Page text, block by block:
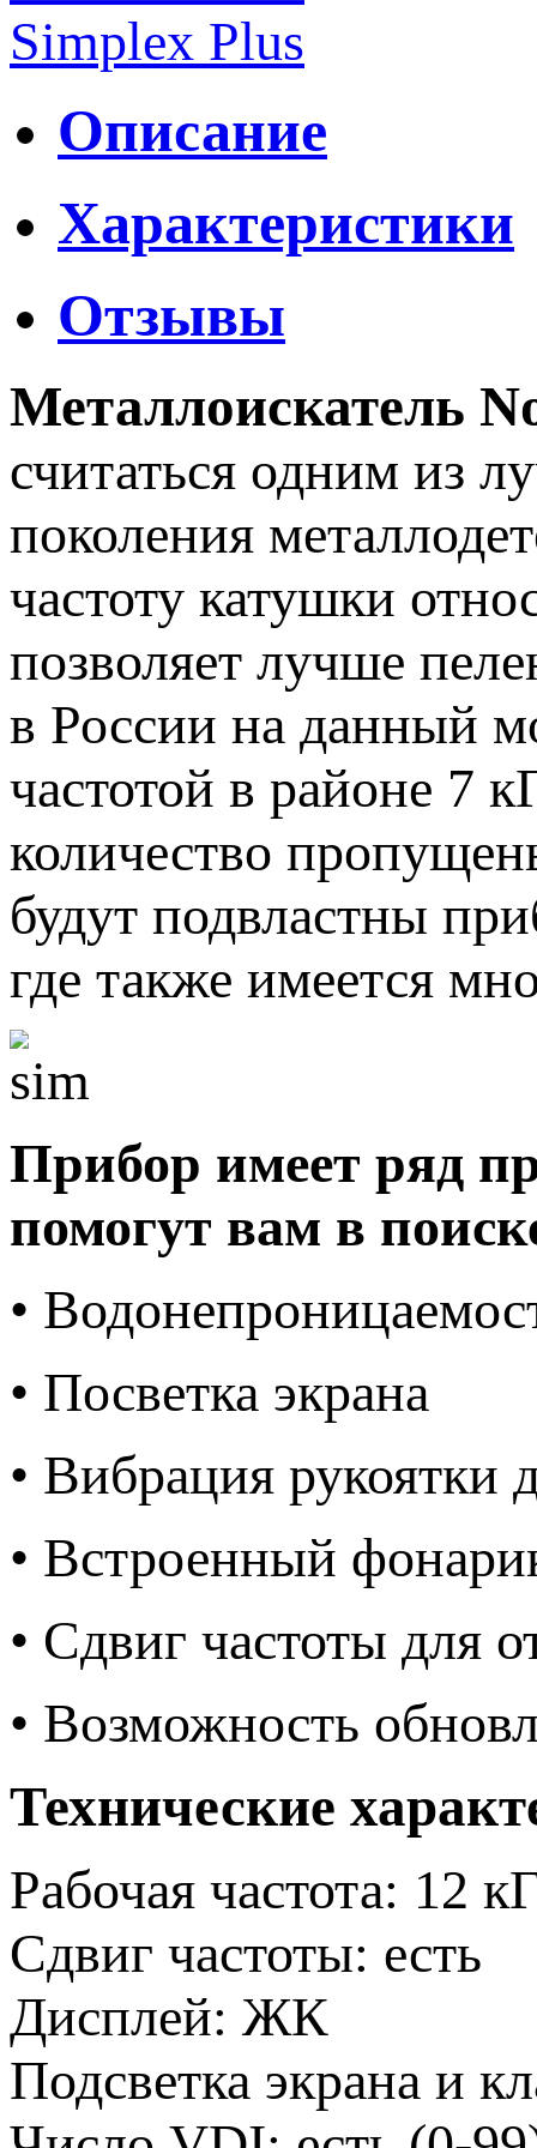
Описание
Характеристики
Отзывы
Металлоискатель
считаться одним из
поколения
частоту катушки
позволяет лучше
в России на данный
частотой в районе 7
количество
будут подвластны
где также имеется
Прибор имеет ряд
помогут вам в
•
• Посветка экрана
• Вибрация рукоятки
• Встроенный
• Сдвиг частоты для
• Возможность
Технические
Рабочая частота: 12
Сдвиг частоты: есть
Дисплей: ЖК
Подсветка экрана и